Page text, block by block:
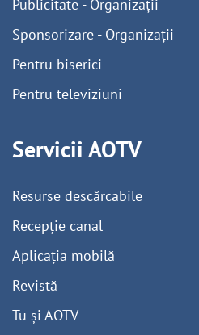
Publicitate - Organizații
Sponsorizare - Organizații
Pentru biserici
Pentru televiziuni
Servicii AOTV
Resurse descărcabile
Recepție canal
Aplicația mobilă
Revistă
Tu și AOTV